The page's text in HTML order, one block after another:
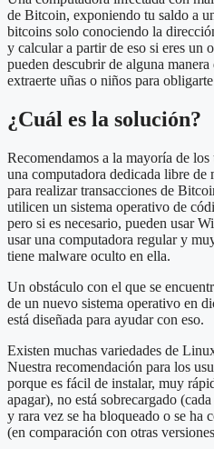
de Bitcoin, exponiendo tu saldo a
bitcoins solo conociendo la
y calcular a partir de eso si eres un
pueden descubrir de alguna
extraerte uñas o niños para
¿Cuál es la solución?
Recomendamos a la mayoría de
una computadora dedicada libre de
para realizar transacciones de
utilicen un sistema operativo de
pero si es necesario, pueden usar
usar una computadora regular y
tiene malware oculto en ella.
Un obstáculo con el que se
de un nuevo sistema operativo en
está diseñada para ayudar con eso.
Existen muchas variedades de
Nuestra recomendación para los
porque es fácil de instalar, muy
apagar), no está sobrecargado
y rara vez se ha bloqueado o se ha
(en comparación con otras